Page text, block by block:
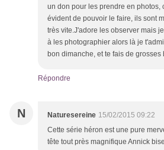
un don pour les prendre en photos,
évident de pouvoir le faire, ils sont
très vite.J'adore les observer mais
à les photographier alors là je
bon dimanche, et te fais de grosses
Répondre
N Naturesereine 15/02/2015 09:22
Cette série héron est une pure
tête tout près magnifique Annick